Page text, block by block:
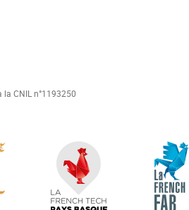
CNIL n°1193250